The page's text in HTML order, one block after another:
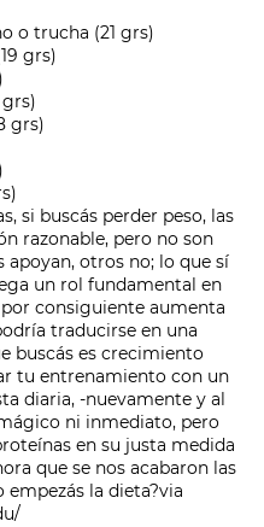
o trucha (21 grs)
grs)
grs)
si buscás perder peso, las
razonable, pero no son
apoyan, otros no; lo que sí
un rol fundamental en
consiguiente aumenta
traducirse en una
buscás es crecimiento
tu entrenamiento con un
diaria, -nuevamente y al
ni inmediato, pero
en su justa medida
que se nos acabaron las
empezás la dieta?via